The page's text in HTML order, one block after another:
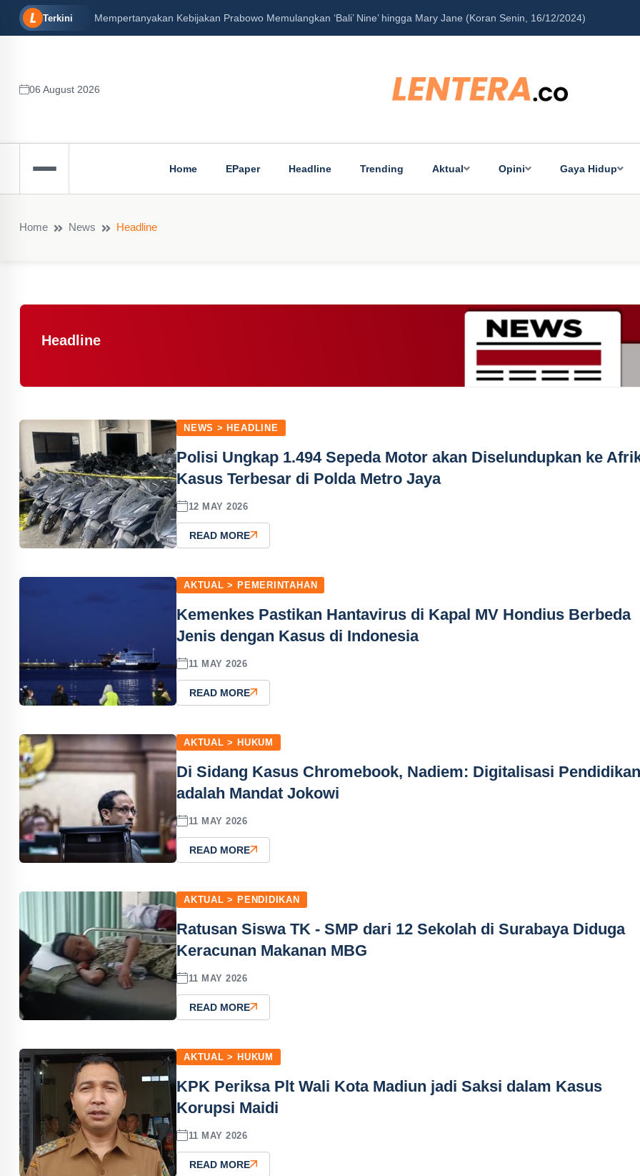
Terkini Mempertanyakan Kebijakan Prabowo Memulangkan ‘Bali’ Nine’ hingga Mary Jane (Koran Senin, 16/12/2024)
06 August 2026
Home EPaper Headline Trending Aktual Opini Gaya Hidup
Home News Headline
Headline
NEWS > HEADLINE
Polisi Ungkap 1.494 Sepeda Motor akan Diselundupkan ke
Kasus Terbesar di Polda Metro Jaya
12 MAY 2026
READ MORE
AKTUAL > PEMERINTAHAN
Kemenkes Pastikan Hantavirus di Kapal MV Hondius Berbeda
Jenis dengan Kasus di Indonesia
11 MAY 2026
READ MORE
AKTUAL > HUKUM
Di Sidang Kasus Chromebook, Nadiem: Digitalisasi Pendidikan
adalah Mandat Jokowi
11 MAY 2026
READ MORE
AKTUAL > PENDIDIKAN
Ratusan Siswa TK - SMP dari 12 Sekolah di Surabaya Diduga
Keracunan Makanan MBG
11 MAY 2026
READ MORE
AKTUAL > HUKUM
KPK Periksa Plt Wali Kota Madiun jadi Saksi dalam Kasus
Korupsi Maidi
11 MAY 2026
READ MORE